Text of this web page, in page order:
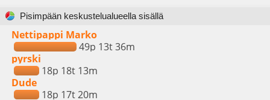
Pisimpään keskustelualueella sisällä
Nettipappi Marko
49p 13t 36m
pyrski
18p 18t 13m
Dude
18p 17t 20m